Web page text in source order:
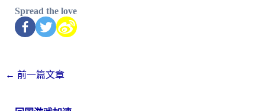
Spread the love
← 前一篇文章